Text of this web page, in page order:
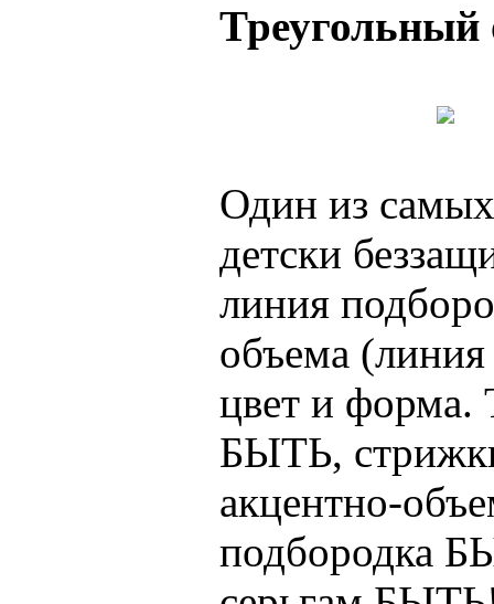
Треугольный
Один из самых
детски
линия
объема
цвет и форма.
БЫТЬ,
акцентно-
подбородка